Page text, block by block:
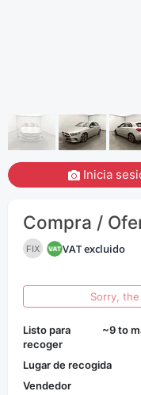
Inicia
Compra /
FIX VAT excluido
Sorry,
Listo para
recoger
~9 to
Lugar de recogida
Vendedor